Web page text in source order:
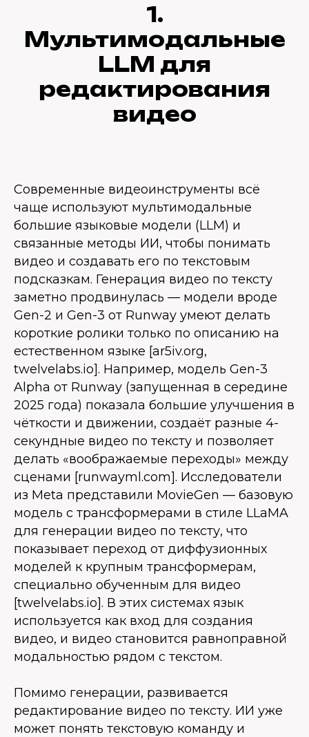
1.
Мультимодальные
LLM для
редактирования
видео
Современные видеоинструменты всё
чаще используют мультимодальные
большие языковые модели (LLM) и
связанные методы ИИ, чтобы понимать
видео и создавать его по текстовым
подсказкам. Генерация видео по тексту
заметно продвинулась — модели вроде
Gen-2 и Gen-3 от Runway умеют делать
короткие ролики только по описанию на
естественном языке [ar5iv.org,
twelvelabs.io]. Например, модель Gen-3
Alpha от Runway (запущенная в середине
2025 года) показала большие улучшения в
чёткости и движении, создаёт разные 4-
секундные видео по тексту и позволяет
делать «воображаемые переходы» между
сценами [runwayml.com]. Исследователи
из Meta представили MovieGen — базовую
модель с трансформерами в стиле LLaMA
для генерации видео по тексту, что
показывает переход от диффузионных
моделей к крупным трансформерам,
специально обученным для видео
[twelvelabs.io]. В этих системах язык
используется как вход для создания
видео, и видео становится равноправной
модальностью рядом с текстом.
Помимо генерации, развивается
редактирование видео по тексту. ИИ уже
может понять текстовую команду и